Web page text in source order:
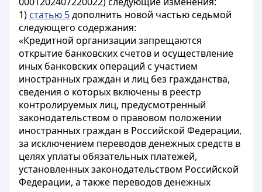
1) статью 5дополнить новой частью седьмой
следующего содержания:
«Кредитной организации запрещаются
открытие банковских счетов и осуществление
иных банковских операций с участием
иностранных граждан и лиц без гражданства,
сведения о которых включены в реестр
контролируемых лиц, предусмотренный
законодательством о правовом положении
иностранных граждан в Российской Федерации,
за исключением переводов денежных средств в
целях уплаты обязательных платежей,
установленных законодательством Российской
Федерации, а также переводов денежных